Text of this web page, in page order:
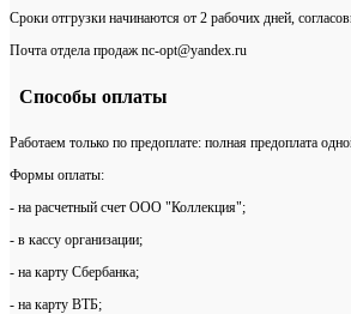
Сроки отгрузки начинаются от 2 рабочих дней,
Почта отдела продаж nc-opt@yandex.ru
Способы оплаты
Работаем только по предоплате: полная предоплата
Формы оплаты:
- на расчетный счет ООО "Коллекция";
- в кассу организации;
- на карту Сбербанка;
- на карту ВТБ;